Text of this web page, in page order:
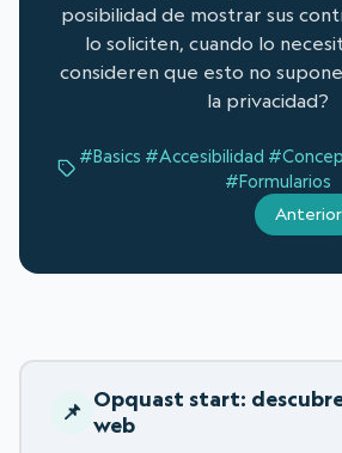
posibilidad de mostrar sus
lo soliciten, cuando lo
consideren que esto no
la privacidad?
#Basics #Accesibilidad
#Formularios
Anterior
Opquast start:
web